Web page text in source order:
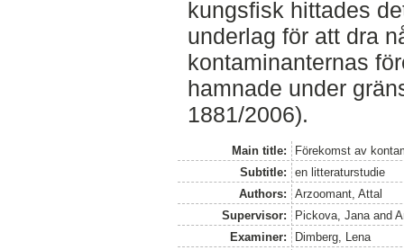
kungsfisk hittades
underlag för att dra
kontaminanternas
hamnade under
1881/2006).
Main title:
Förekomst av
Subtitle:
en litteraturstudie
Authors:
Arzoomant, Attal
Supervisor:
Pickova, Jana and
Examiner:
Dimberg, Lena